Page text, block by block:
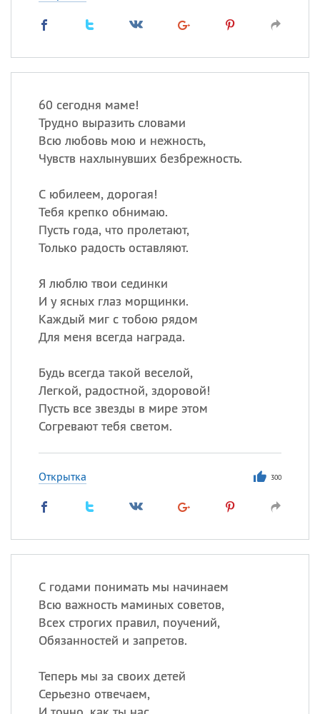
60 сегодня маме!
Трудно выразить словами
Всю любовь мою и нежность,
Чувств нахлынувших безбрежность.
С юбилеем, дорогая!
Тебя крепко обнимаю.
Пусть года, что пролетают,
Только радость оставляют.
Я люблю твои сединки
И у ясных глаз морщинки.
Каждый миг с тобою рядом
Для меня всегда награда.
Будь всегда такой веселой,
Легкой, радостной, здоровой!
Пусть все звезды в мире этом
Согревают тебя светом.
Открытка 300
С годами понимать мы начинаем
Всю важность маминых советов,
Всех строгих правил, поучений,
Обязанностей и запретов.
Теперь мы за своих детей
Серьезно отвечаем,